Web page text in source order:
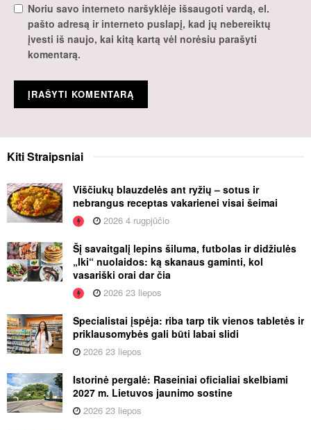
Noriu savo interneto naršyklėje išsaugoti vardą, el.
pašto adresą ir interneto puslapį, kad jų nebereiktų
įvesti iš naujo, kai kitą kartą vėl norėsiu parašyti
komentarą.
KitiStraipsniai
Viščiukų blauzdelės ant ryžių – sotus ir
nebrangus receptas vakarienei visai šeimai
2026 4 rugpjūčio
Šį savaitgalį lepins šiluma, futbolas ir didžiulės
„Iki“ nuolaidos: ką skanaus gaminti, kol
vasariški orai dar čia
2026 23 liepos
Specialistai įspėja: riba tarp tik vienos tabletės ir
priklausomybės gali būti labai slidi
2026 23 liepos
Istorinė pergalė: Raseiniai oficialiai skelbiami
2027 m. Lietuvos jaunimo sostine
2026 23 liepos